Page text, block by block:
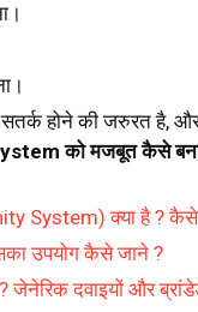
होने की जरुरत है, और
को मजबूत कैसे
System) क्या है ? कैसे
उपयोग कैसे जाने ?
जेनेरिक दवाइयों और